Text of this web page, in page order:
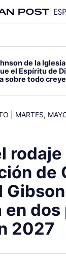
de la
el Espíritu de
sobre todo
MARTES,
rodaje
de
en
2027